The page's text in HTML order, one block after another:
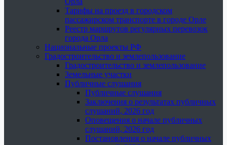
Тарифы на проезд в городском
пассажирском транспорте в городе Орле
Реестр маршрутов регулярных перевозок
города Орла
Национальные проекты РФ
Градостроительство и землепользование
Градостроительство и землепользование
Земельные участки
Публичные слушания
Публичные слушания
Заключения о результатах публичных
слушаний, 2026 год
Оповещения о начале публичных
слушаний, 2026 год
Постановления о начале публичных